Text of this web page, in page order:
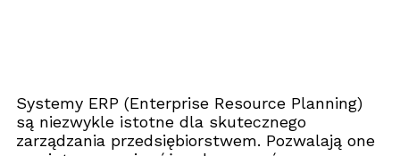
Systemy ERP (Enterprise Resource Planning)
są niezwykle istotne dla skutecznego
zarządzania przedsiębiorstwem. Pozwalają one